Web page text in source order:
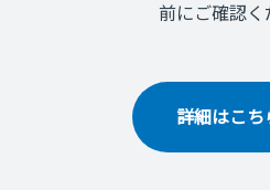
前にご確認く
詳細はこち